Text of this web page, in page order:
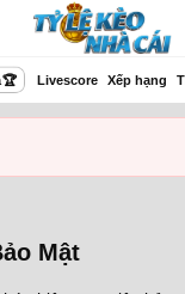
Livescore Xếp hạng
Mật